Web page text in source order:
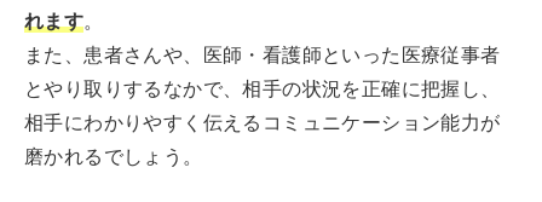
れます。
また、患者さんや、医師・看護師といった医療従事者
とやり取りするなかで、相手の状況を正確に把握し、
相手にわかりやすく伝えるコミュニケーション能力が
磨かれるでしょう。